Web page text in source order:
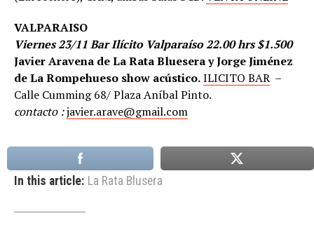
VALPARAISO
Viernes 23/11 Bar Ilícito Valparaíso 22.00 hrs $1.500
Javier Aravena de La Rata Bluesera y Jorge Jiménez
de La Rompehueso show acústico.ILICITO BAR –
Calle Cumming 68/ Plaza Aníbal Pinto.
contacto :javier.arave@gmail.com
In this article: La Rata Blusera